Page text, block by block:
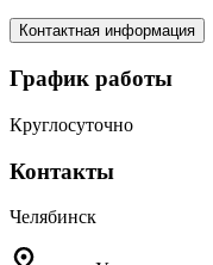
Контактная информация
График работы
Круглосуточно
Контакты
Челябинск